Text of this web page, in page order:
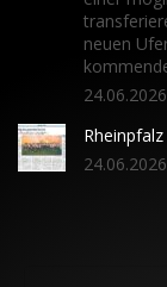
neuen
24.06.2026
24.06.2026